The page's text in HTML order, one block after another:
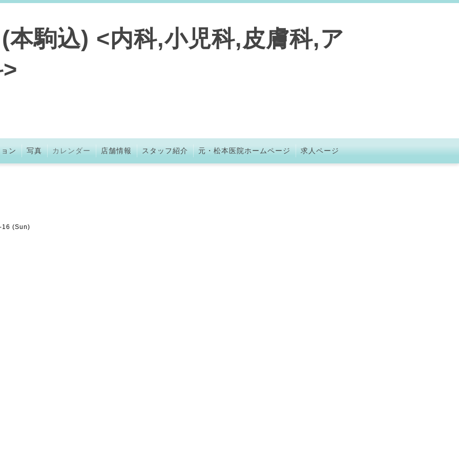
駒込) <内科,小児科,皮膚科,ア
ン 写真 カレンダー 店舗情報 スタッフ紹介 元・松本医院ホームページ 求人ページ
(Sun)